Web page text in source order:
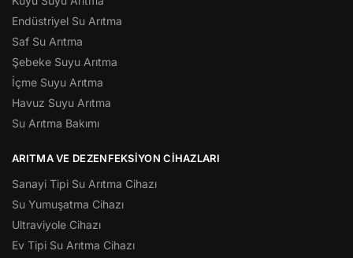
Endüstriyel Su Arıtma
Saf Su Arıtma
Şebeke Suyu Arıtma
İçme Suyu Arıtma
Havuz Suyu Arıtma
Su Arıtma Bakımı
ARITMA VE DEZENFEKSIYON CIHAZLARI
Sanayi Tipi Su Arıtma Cihazı
Su Yumuşatma Cihazı
Ultraviyole Cihazı
Ev Tipi Su Arıtma Cihazı